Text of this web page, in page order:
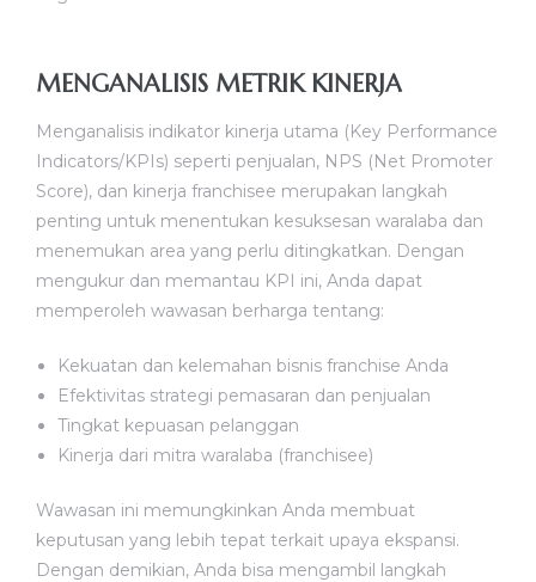
MENGANALISIS METRIK KINERJA
Menganalisis indikator kinerja utama (Key Performance
Indicators/KPIs) seperti penjualan, NPS (Net Promoter
Score), dan kinerja franchisee merupakan langkah
penting untuk menentukan kesuksesan waralaba dan
menemukan area yang perlu ditingkatkan. Dengan
mengukur dan memantau KPI ini, Anda dapat
memperoleh wawasan berharga tentang:
Kekuatan dan kelemahan bisnis franchise Anda
Efektivitas strategi pemasaran dan penjualan
Tingkat kepuasan pelanggan
Kinerja dari mitra waralaba (franchisee)
Wawasan ini memungkinkan Anda membuat
keputusan yang lebih tepat terkait upaya ekspansi.
Dengan demikian, Anda bisa mengambil langkah